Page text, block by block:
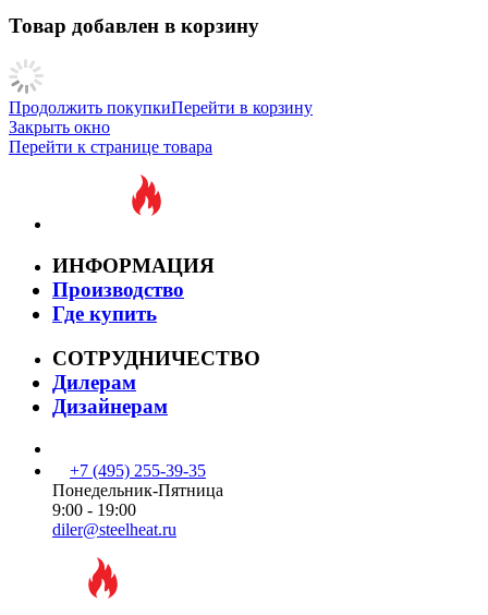
Товар добавлен в корзину
Продолжить покупкиПерейти в корзину
Закрыть окно
Перейти к странице товара
ИНФОРМАЦИЯ
Производство
Где купить
СОТРУДНИЧЕСТВО
Дилерам
Дизайнерам
+7 (495) 255-39-35
Понедельник-Пятница
9:00 - 19:00
diler@steelheat.ru